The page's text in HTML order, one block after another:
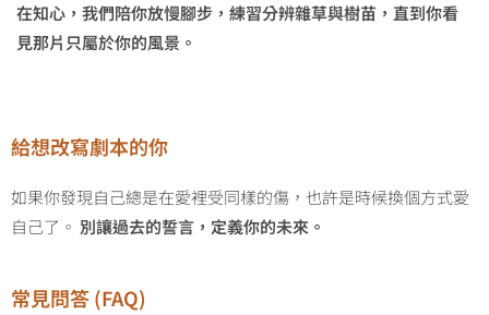
在知心，我們陪你放慢腳步，練習分辨雜草與樹苗，直到你看
見那片只屬於你的風景。
給想改寫劇本的你
如果你發現自己總是在愛裡受同樣的傷，也許是時候換個方式愛
自己了。 別讓過去的誓言，定義你的未來。
常見問答 (FAQ)